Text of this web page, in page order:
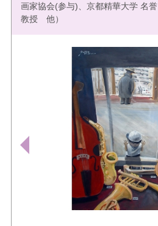
画家協会(参与)、京都精華大学 名誉
教授 他）